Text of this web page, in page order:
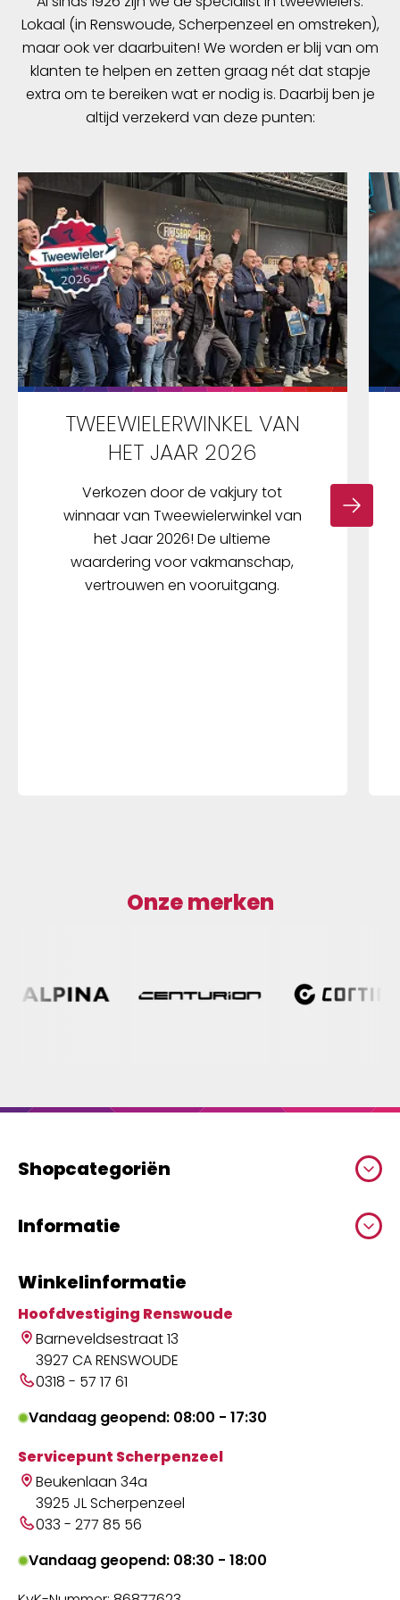
Lokaal (in Renswoude, Scherpenzeel en omstreken),
maar ook ver daarbuiten! We worden er blij van om
klanten te helpen en zetten graag nét dat stapje
extra om te bereiken wat er nodig is. Daarbij ben je
altijd verzekerd van deze punten:
TWEEWIELERWINKEL VAN
HET JAAR 2026
Verkozen door de vakjury tot
winnaar van Tweewielerwinkel van
het Jaar 2026! De ultieme
waardering voor vakmanschap,
vertrouwen en vooruitgang.
Onze merken
Shopcategoriën
Informatie
Winkelinformatie
Hoofdvestiging Renswoude
Barneveldsestraat 13
3927 CA RENSWOUDE
0318 - 57 17 61
Vandaag geopend: 08:00 - 17:30
Servicepunt Scherpenzeel
Beukenlaan 34a
3925 JL Scherpenzeel
033 - 277 85 56
Vandaag geopend: 08:30 - 18:00